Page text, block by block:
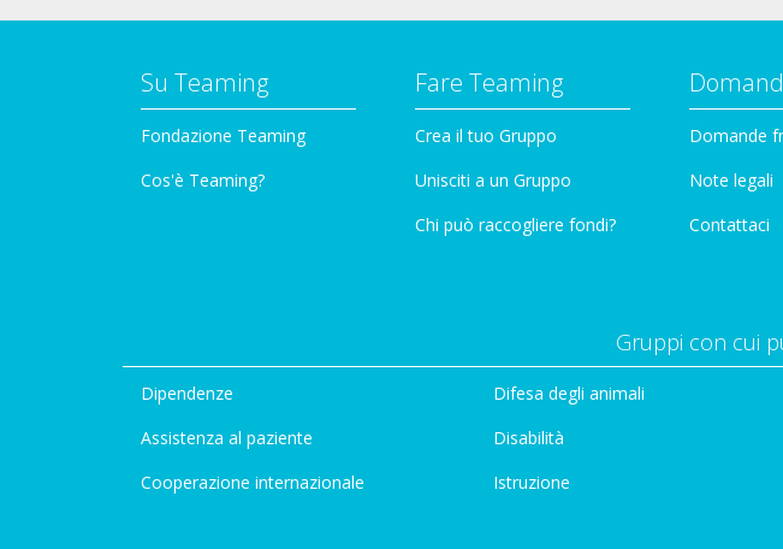
Su Teaming
Fondazione Teaming
Cos'è Teaming?
Fare Teaming
Crea il tuo Gruppo
Unisciti a un Gruppo
Chi può raccogliere fondi?
Domande
Note legali
Contattaci
Gruppi con cui
Dipendenze
Assistenza al paziente
Cooperazione internazionale
Difesa degli animali
Disabilità
Istruzione